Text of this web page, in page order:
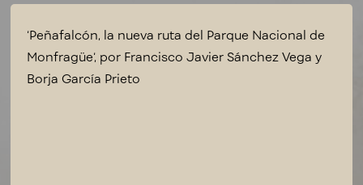
‘Peñafalcón, la nueva ruta del Parque Nacional de
Monfragüe‘, por Francisco Javier Sánchez Vega y
Borja García Prieto